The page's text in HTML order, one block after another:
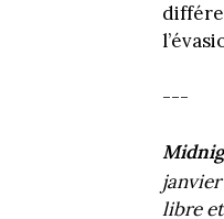
---
janvier
libre